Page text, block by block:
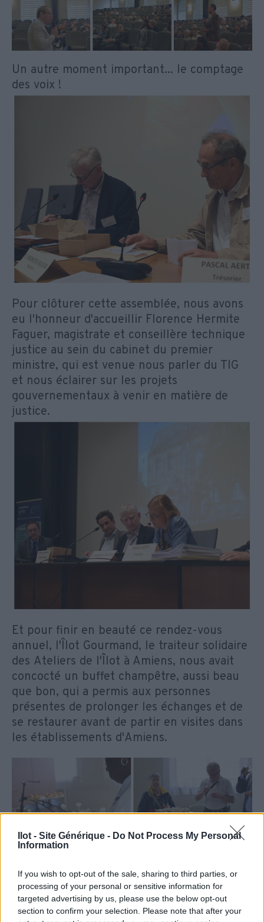
Ilot - Site Générique - Do Not Process My Personal
Information
If you wish to opt-out of the sale, sharing to third parties, or
processing of your personal or sensitive information for
targeted advertising by us, please use the below opt-out
section to confirm your selection. Please note that after your
Un autre moment important... le comptage
des voix !
Pour clôturer cette assemblée, nous avons
eu l'honneur d'accueillir Florence Hermite
Faguer, magistrate et conseillère technique
justice au sein du cabinet du premier
ministre, qui est venue nous parler du TIG
et nous éclairer sur les projets
gouvernementaux à venir en matière de
justice.
Et pour finir en beauté ce rendez-vous
annuel, l'Îlot Gourmand, le traiteur solidaire
des Ateliers de l'Îlot à Amiens, nous avait
concocté un buffet champêtre, aussi beau
que bon, qui a permis aux personnes
présentes de prolonger les échanges et de
se restaurer avant de partir en visites dans
les établissements d'Amiens.